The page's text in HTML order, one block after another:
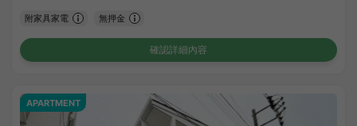
附家具家電 無押金
確認詳細內容
APARTMENT